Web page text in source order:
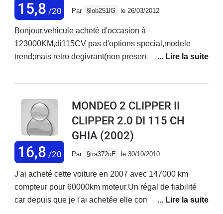
15,8 /20 Par §lob251lG le 26/03/2012
Bonjour,vehicule acheté d'occasion à
123000KM,di115CV pas d'options special,modele
trend;mais retro degivrant(non present sur ma audi a3
siege en hauteur electrique,clim manuelle...bien
cardan droit à 163000 KM(pas de bruit particulier qui
previent son remplacement.......ET C'EST TOUT.Elle a
maintenant 230000 et aucun probleme entre
temps,pieces d'usures classiques(disques de freins,
plaquettes, pneus tous les 40000KM).Le bruit
moteur(decrié dans toutes les revues automobiles),tres
present dans l'habitacle,se fait rapidement oublier à
vitesse constante.Ca va on n'a pas un tracteur sur les
16,8 /20
MONDEO 2 CLIPPER II
CLIPPER 2.0 DI 115 CH
GHIA (2002)
Par §tra372uE le 30/10/2010
J'ai acheté cette voiture en 2007 avec 147000 km
compteur pour 60000km moteur.Un régal de fiabilité
car depuis que je l'ai achetée elle comptabilise